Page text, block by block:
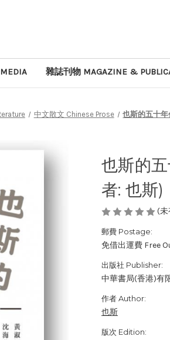
雜誌刊物 MAGAZINE &
中文散文 Chinese Prose 也斯的五十
也斯的
者: 也斯)
(未
郵費 Postage:
免借出運費 Free
出版社 Publisher:
中華書局(香港)有
作者 Author:
也斯
版次 Edition: